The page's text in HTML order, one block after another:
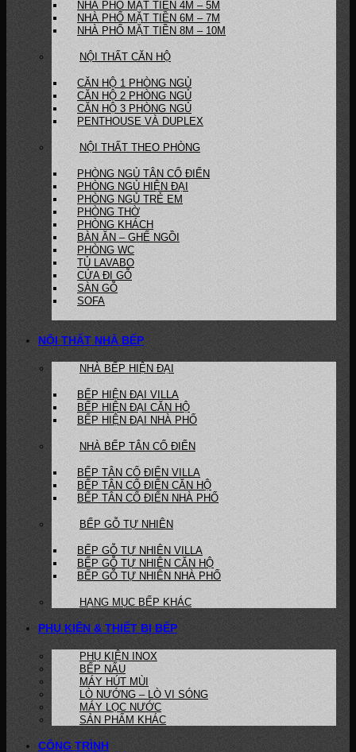
NHÀ PHỐ MẶT TIỀN 4M – 5M
NHÀ PHỐ MẶT TIỀN 6M – 7M
NHÀ PHỐ MẶT TIỀN 8M – 10M
NỘI THẤT CĂN HỘ
CĂN HỘ 1 PHÒNG NGỦ
CĂN HỘ 2 PHÒNG NGỦ
CĂN HỘ 3 PHÒNG NGỦ
PENTHOUSE VÀ DUPLEX
NỘI THẤT THEO PHÒNG
PHÒNG NGỦ TÂN CỔ ĐIỂN
PHÒNG NGỦ HIỆN ĐẠI
PHÒNG NGỦ TRẺ EM
PHÒNG THỜ
PHÒNG KHÁCH
BÀN ĂN – GHẾ NGỒI
PHÒNG WC
TỦ LAVABO
CỬA ĐI GỖ
SÀN GỖ
SOFA
NỘI THẤT NHÀ BẾP
NHÀ BẾP HIỆN ĐẠI
BẾP HIỆN ĐẠI VILLA
BẾP HIỆN ĐẠI CĂN HỘ
BẾP HIỆN ĐẠI NHÀ PHỐ
NHÀ BẾP TÂN CỔ ĐIỂN
BẾP TÂN CỔ ĐIỂN VILLA
BẾP TÂN CỔ ĐIỂN CĂN HỘ
BẾP TÂN CỔ ĐIỂN NHÀ PHỐ
BẾP GỖ TỰ NHIÊN
BẾP GỖ TỰ NHIÊN VILLA
BẾP GỖ TỰ NHIÊN CĂN HỘ
BẾP GỖ TỰ NHIÊN NHÀ PHỐ
HẠNG MỤC BẾP KHÁC
PHỤ KIỆN & THIẾT BỊ BẾP
PHỤ KIỆN INOX
BẾP NẤU
MÁY HÚT MÙI
LÒ NƯỚNG – LÒ VI SÓNG
MÁY LỌC NƯỚC
SẢN PHẨM KHÁC
CÔNG TRÌNH